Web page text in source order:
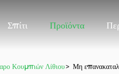
Σπίτι Προϊόντα
Κουμπιών Λίθιου> Μη